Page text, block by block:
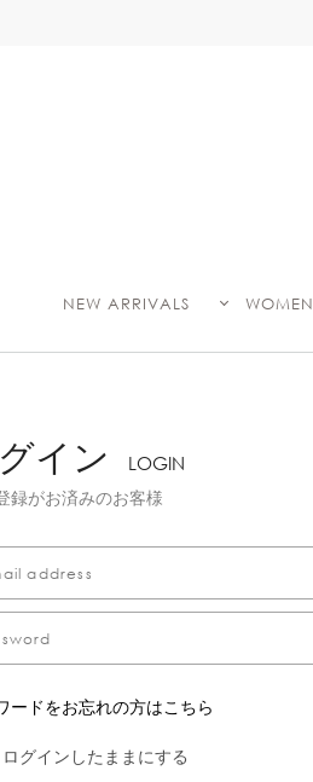
NEW ARRIVALS WOMEN
イン LOGIN
録がお済みのお客様
ードをお忘れの方はこちら
ログインしたままにする